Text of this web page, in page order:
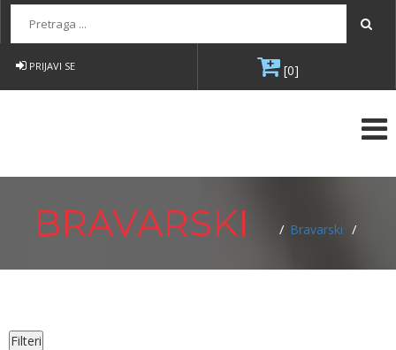
PRIJAVI SE [0]
BRAVARSKI / Bravarski /
Filteri